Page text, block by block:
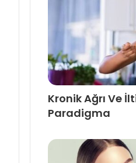
Kronik Ağrı Ve
Paradigma